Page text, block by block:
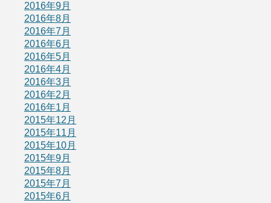
2016年9月
2016年8月
2016年7月
2016年6月
2016年5月
2016年4月
2016年3月
2016年2月
2016年1月
2015年12月
2015年11月
2015年10月
2015年9月
2015年8月
2015年7月
2015年6月